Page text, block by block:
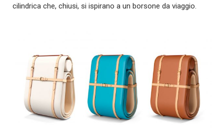
cilindrica che, chiusi, si ispirano a un borsone da viaggio.